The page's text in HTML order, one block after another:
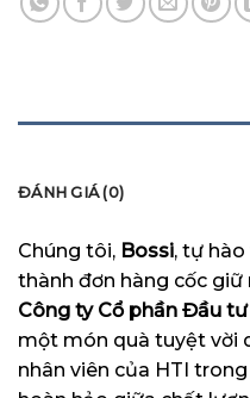
ĐÁNH GIÁ (0)
Chúng tôi, Bossi, tự
thành đơn hàng cốc
Công ty Cổ phần Đầu
một món quà tuyệt vời
nhân viên của HTI